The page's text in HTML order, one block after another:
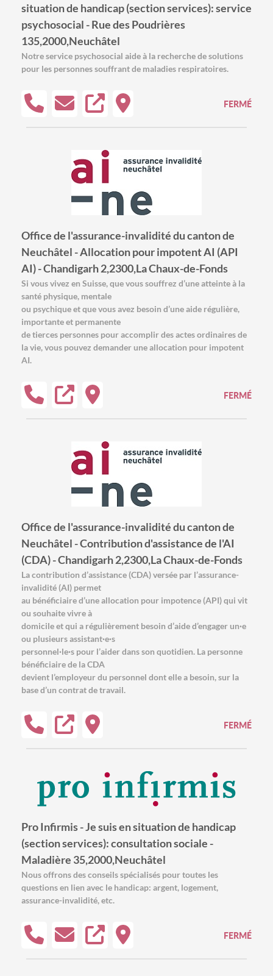
situation de handicap (section services): service
psychosocial - Rue des Poudrières
135,2000,Neuchâtel
Notre service psychosocial aide à la recherche de solutions
pour les personnes souffrant de maladies respiratoires.
FERMÉ
Office de l'assurance-invalidité du canton de
Neuchâtel - Allocation pour impotent AI (API
AI) - Chandigarh 2,2300,La Chaux-de-Fonds
Si vous vivez en Suisse, que vous souffrez d’une atteinte à la
santé physique, mentale
ou psychique et que vous avez besoin d’une aide régulière,
importante et permanente
de tierces personnes pour accomplir des actes ordinaires de
la vie, vous pouvez demander une allocation pour impotent
AI.
FERMÉ
Office de l'assurance-invalidité du canton de
Neuchâtel - Contribution d'assistance de l'AI
(CDA) - Chandigarh 2,2300,La Chaux-de-Fonds
La contribution d’assistance (CDA) versée par l’assurance-
invalidité (AI) permet
au bénéficiaire d’une allocation pour impotence (API) qui vit
ou souhaite vivre à
domicile et qui a régulièrement besoin d’aide d’engager un·e
ou plusieurs assistant·e·s
personnel·le·s pour l’aider dans son quotidien. La personne
bénéficiaire de la CDA
devient l’employeur du personnel dont elle a besoin, sur la
base d’un contrat de travail.
FERMÉ
Pro Infirmis - Je suis en situation de handicap
(section services): consultation sociale -
Maladière 35,2000,Neuchâtel
Nous offrons des conseils spécialisés pour toutes les
questions en lien avec le handicap: argent, logement,
assurance-invalidité, etc.
FERMÉ